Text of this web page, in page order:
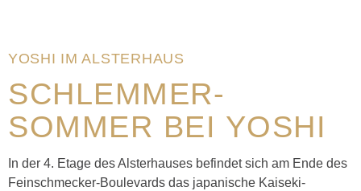
YOSHI IM ALSTERHAUS
SCHLEMMER-
SOMMER BEI YOSHI
In der 4. Etage des Alsterhauses befindet sich am Ende des
Feinschmecker-Boulevards das japanische Kaiseki-